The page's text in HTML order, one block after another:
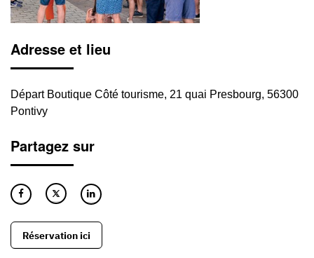
Adresse et lieu
Départ Boutique Côté tourisme, 21 quai Presbourg, 56300
Pontivy
Partagez sur
Réservation ici